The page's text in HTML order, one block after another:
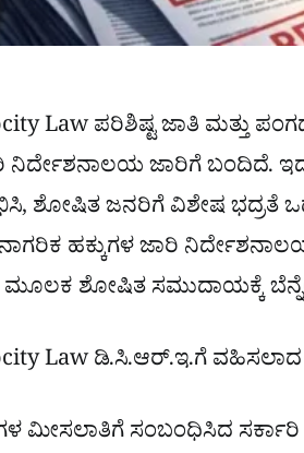
Law ಪರಿಶಿಷ್ಟ ಜಾತಿ ಮತ್ತು
ನಿರ್ದೇಶನಾಲಯ ಜಾರಿಗೆ ಬಂದಿದೆ.
ಶೋಷಿತ ಜನರಿಗೆ ವಿಶೇಷ ಭದ್ರತೆ
ನಾಗರಿಕ ಹಕ್ಕುಗಳ ಜಾರಿ
ಮೂಲಕ ಶೋಷಿತ ಸಮುದಾಯಕ್ಕೆ
Law ಡಿ.ಸಿ.ಆರ್.ಇ.ಗೆ ವಹಿಸಲಾದ
ಮೀಸಲಾತಿಗೆ ಸಂಬಂಧಿಸಿದ